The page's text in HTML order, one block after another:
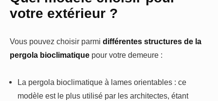
votre extérieur ?
Vous pouvez choisir parmi différentes structures de la
pergola bioclimatique pour votre demeure :
La pergola bioclimatique à lames orientables : ce
modèle est le plus utilisé par les architectes, étant